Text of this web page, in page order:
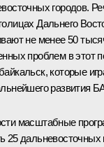
городов.
Дальнего
не менее 50
проблем в этот
которые
развития
масштабные
25 дальневосточных